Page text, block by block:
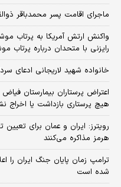
ماجرای اقامت پسر محمدباقر
واکنش ارتش آمریکا به پرتاب
رایزنی با متحدان درباره
خانواده شهید لاریجانی ادعای
اعتراض پرستاران بیمارستان
هیچ پرستاری بازداشت یا اخراج
هرمز مذاکره می‌کنند
ترامپ زمان پایان جنگ ایران را
شده است